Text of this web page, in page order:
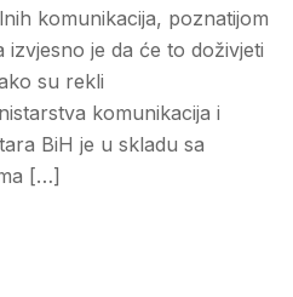
komunikacija, poznatijom
je da će to doživjeti
su rekli
komunikacija i
BiH je u skladu sa
[…]